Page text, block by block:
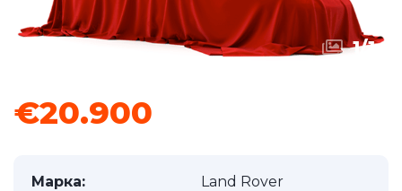
1/1
€20.900
Марка:
Land Rover